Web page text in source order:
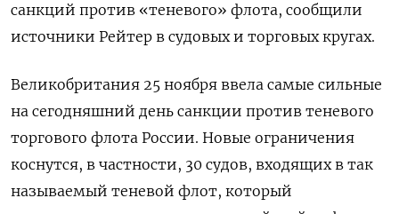
санкций против «теневого» флота, сообщили
источники Рейтер в судовых и торговых кругах.
Великобритания 25 ноября ввела самые сильные
на сегодняшний день санкции против теневого
торгового флота России. Новые ограничения
коснутся, в частности, 30 судов, входящих в так
называемый теневой флот, который